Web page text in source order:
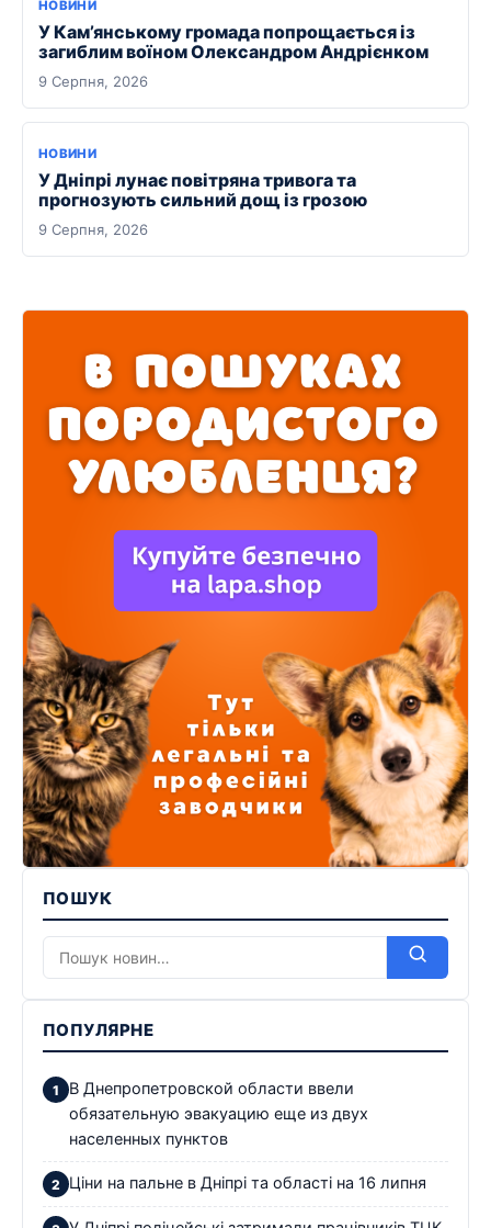
НОВИНИ
У Кам’янському громада попрощається із
загиблим воїном Олександром Андрієнком
9 Серпня, 2026
НОВИНИ
У Дніпрі лунає повітряна тривога та
прогнозують сильний дощ із грозою
9 Серпня, 2026
ПОШУК
ПОПУЛЯРНЕ
В Днепропетровской области ввели
обязательную эвакуацию еще из двух
населенных пунктов
Ціни на пальне в Дніпрі та області на 16 липня